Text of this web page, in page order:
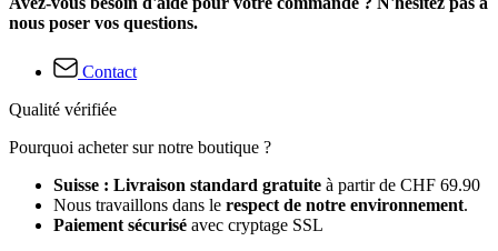
nous poser vos questions.
Contact
Qualité vérifiée
Pourquoi acheter sur notre boutique ?
Suisse : Livraison standard gratuite à partir de CHF 69.90
Nous travaillons dans le respect de notre environnement.
Paiement sécurisé avec cryptage SSL